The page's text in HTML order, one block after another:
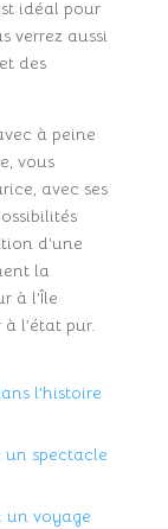
idéal pour
verrez aussi
des
à peine
vous
avec ses
d’une
la
à l’Île
l’état pur.
l’histoire
un spectacle
un voyage